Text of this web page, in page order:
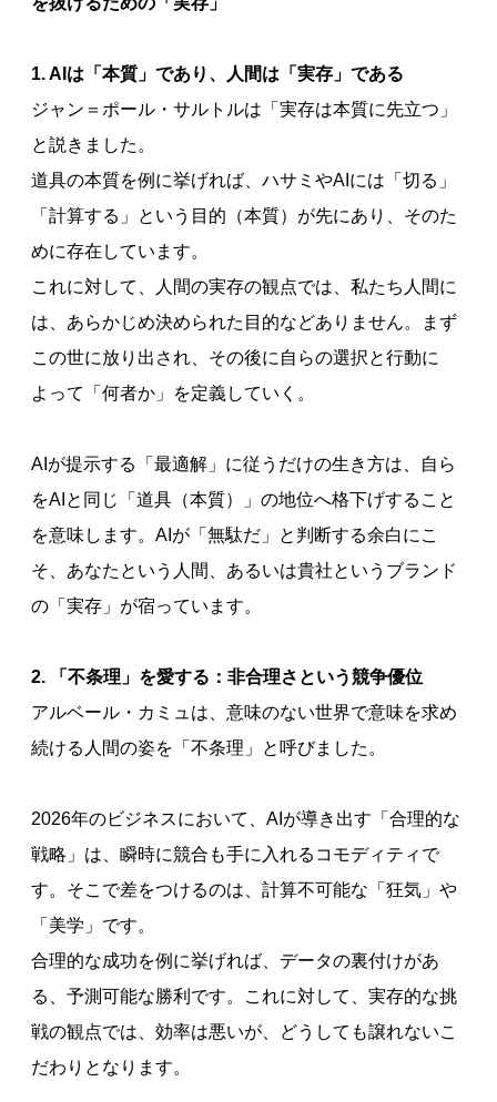
1. AIは「本質」であり、人間は「実存」である
ジャン＝ポール・サルトルは「実存は本質に先立つ」
と説きました。
道具の本質を例に挙げれば、ハサミやAIには「切る」
「計算する」という目的（本質）が先にあり、そのた
めに存在しています。
これに対して、人間の実存の観点では、私たち人間に
は、あらかじめ決められた目的などありません。まず
この世に放り出され、その後に自らの選択と行動に
よって「何者か」を定義していく。
AIが提示する「最適解」に従うだけの生き方は、自ら
をAIと同じ「道具（本質）」の地位へ格下げすること
を意味します。AIが「無駄だ」と判断する余白にこ
そ、あなたという人間、あるいは貴社というブランド
の「実存」が宿っています。
2. 「不条理」を愛する：非合理さという競争優位
アルベール・カミュは、意味のない世界で意味を求め
続ける人間の姿を「不条理」と呼びました。
2026年のビジネスにおいて、AIが導き出す「合理的な
戦略」は、瞬時に競合も手に入れるコモディティで
す。そこで差をつけるのは、計算不可能な「狂気」や
「美学」です。
合理的な成功を例に挙げれば、データの裏付けがあ
る、予測可能な勝利です。これに対して、実存的な挑
戦の観点では、効率は悪いが、どうしても譲れないこ
だわりとなります。